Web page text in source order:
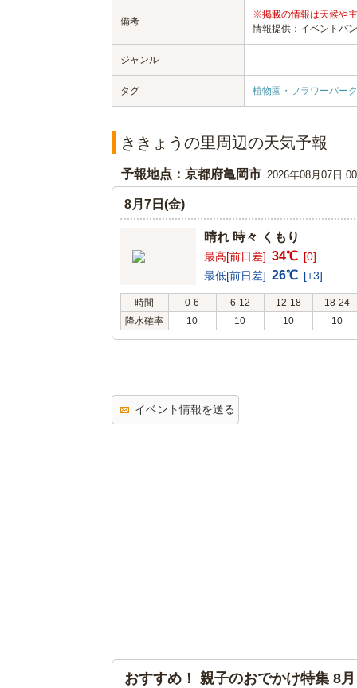
備考
※掲載の情報は天候や
情報提供：イベントバ
ジャンル
タグ 植物園・フラワーパー
ききょうの里周辺の天気予報
予報地点：京都府亀岡市 2026年08月07日
8月7日(金)
晴れ 時々 くもり
最高[前日差] 34℃ [0]
最低[前日差] 26℃ [+3]
時間 0-6 6-12 12-18
18-24
降水確率
10 10 10 10
イベント情報を送る
おすすめ！ 親子のおでかけ特集 8月